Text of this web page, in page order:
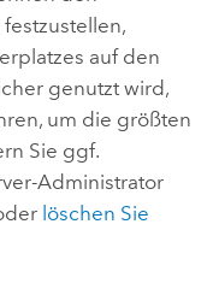
auf den
genutzt wird,
um die größten
Sie ggf.
-Administrator
löschen Sie